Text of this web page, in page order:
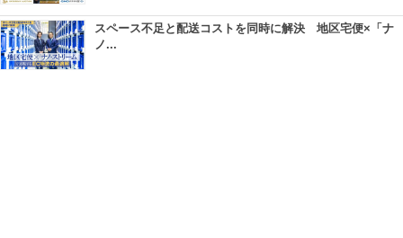
スペース不足と配送コストを同時に解決 地区宅便×「ナ
ノ...